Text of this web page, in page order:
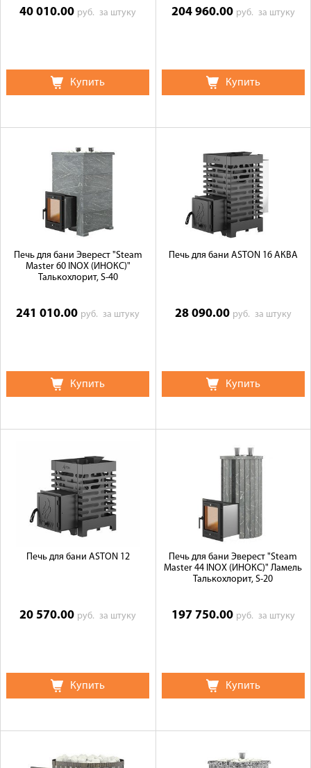
40 010.00 руб.за штуку
Купить
204 960.00 руб. за штуку
Купить
Печь для бани Эверест "Steam
Master 60 INOX (ИНОКС)"
Талькохлорит, S-40
241 010.00 руб.за штуку
Купить
Печь для бани ASTON 16 АКВА
28 090.00 руб. за штуку
Купить
Печь для бани ASTON 12
20 570.00 руб.за штуку
Купить
Печь для бани Эверест "Steam
Master 44 INOX (ИНОКС)" Ламель
Талькохлорит, S-20
197 750.00 руб. за штуку
Купить